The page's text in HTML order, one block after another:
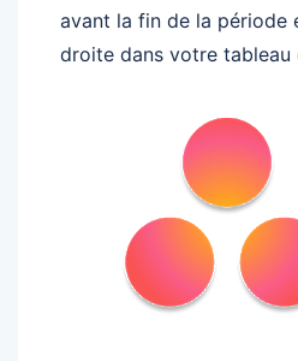
avant la fin de la période
droite dans votre tableau